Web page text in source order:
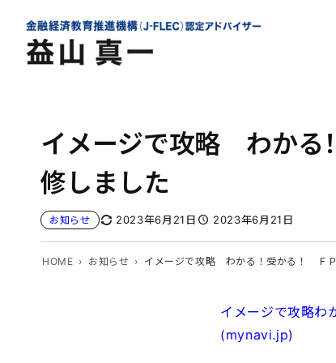
イメージで攻略 わかる
修しました
お知らせ 2023年6月21日 2023年6月21日
HOME お知らせ イメージで攻略 わかる！受かる！ Ｆ
イメージで攻略わ
(mynavi.jp)